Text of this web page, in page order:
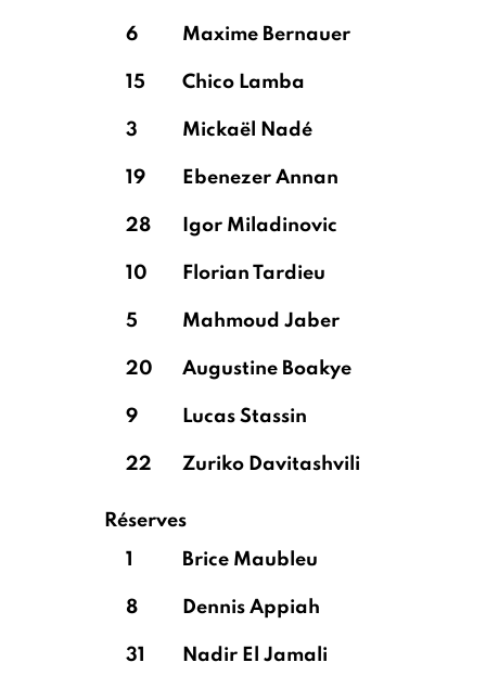
6 Maxime Bernauer
15 Chico Lamba
3 Mickaël Nadé
19 Ebenezer Annan
28 Igor Miladinovic
10 Florian Tardieu
5 Mahmoud Jaber
20 Augustine Boakye
9 Lucas Stassin
22 Zuriko Davitashvili
Réserves
1
Brice Maubleu
8 Dennis Appiah
31 Nadir El Jamali